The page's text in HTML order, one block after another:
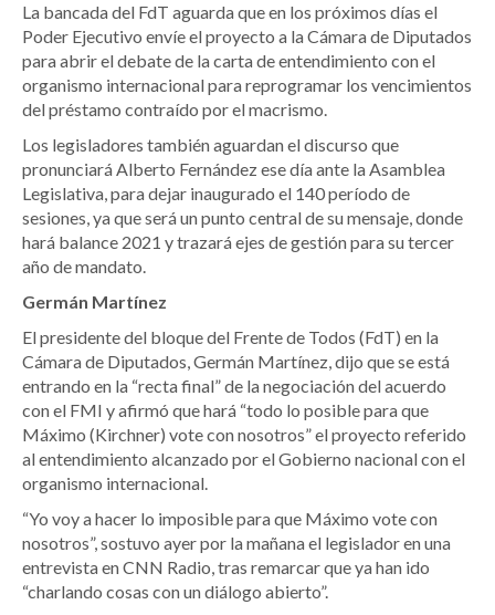
La bancada del FdT aguarda que en los próximos días el
Poder Ejecutivo envíe el proyecto a la Cámara de Diputados
para abrir el debate de la carta de entendimiento con el
organismo internacional para reprogramar los vencimientos
del préstamo contraído por el macrismo.
Los legisladores también aguardan el discurso que
pronunciará Alberto Fernández ese día ante la Asamblea
Legislativa, para dejar inaugurado el 140 período de
sesiones, ya que será un punto central de su mensaje, donde
hará balance 2021 y trazará ejes de gestión para su tercer
año de mandato.
Germán Martínez
El presidente del bloque del Frente de Todos (FdT) en la
Cámara de Diputados, Germán Martínez, dijo que se está
entrando en la “recta final” de la negociación del acuerdo
con el FMI y afirmó que hará “todo lo posible para que
Máximo (Kirchner) vote con nosotros” el proyecto referido
al entendimiento alcanzado por el Gobierno nacional con el
organismo internacional.
“Yo voy a hacer lo imposible para que Máximo vote con
nosotros”, sostuvo ayer por la mañana el legislador en una
entrevista en CNN Radio, tras remarcar que ya han ido
“charlando cosas con un diálogo abierto”.